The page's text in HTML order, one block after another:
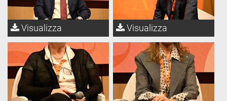
Visualizza Visualizza